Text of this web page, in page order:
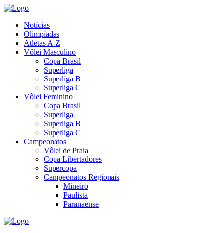
Notícias
Olimpíadas
Atletas A-Z
Vôlei Masculino
Copa Brasil
Superliga
Superliga B
Superliga C
Vôlei Feminino
Copa Brasil
Superliga
Superliga B
Superliga C
Campeonatos
Vôlei de Praia
Copa Libertadores
Supercopa
Campeonatos Regionais
Mineiro
Paulista
Paranaense